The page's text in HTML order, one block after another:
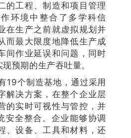
的工程、制造和项目管理
环境中整合了多学科信
在生产之前就虚拟规划并
而最大限度地降低生产成
间作业延误和问题，同时
预期的生产吞吐量。
19个制造基地，通过采用
解决方案，在整个企业层
的实时可视性与管控，并
安全整合。企业能够协调
、设备、工具和材料，还